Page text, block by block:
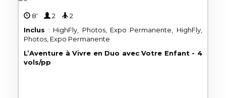
8' 2
2
Inclus : HighFly, Photos, Expo Permanente, HighFly,
Photos, Expo Permanente
L’Aventure à Vivre en Duo avec Votre Enfant - 4
vols/pp